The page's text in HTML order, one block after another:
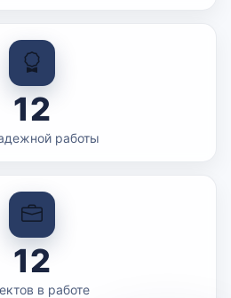
12
работы
12
в работе